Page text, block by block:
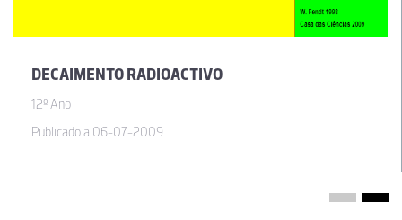
DECAIMENTO RADIOACTIVO
12º Ano
Publicado a 06-07-2009